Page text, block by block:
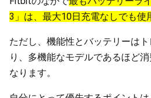
3」は、最大10日充電なしでも使
ただし、機能性とバッテリーは
り、多機能なモデルであるほど
なります。